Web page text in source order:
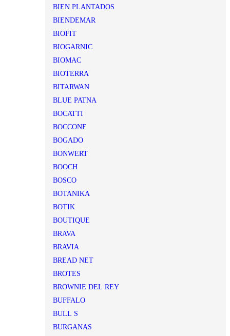
BIEN PLANTADOS
BIENDEMAR
BIOFIT
BIOGARNIC
BIOMAC
BIOTERRA
BITARWAN
BLUE PATNA
BOCATTI
BOCCONE
BOGADO
BONWERT
BOOCH
BOSCO
BOTANIKA
BOTIK
BOUTIQUE
BRAVA
BRAVIA
BREAD NET
BROTES
BROWNIE DEL REY
BUFFALO
BULL S
BURGANAS